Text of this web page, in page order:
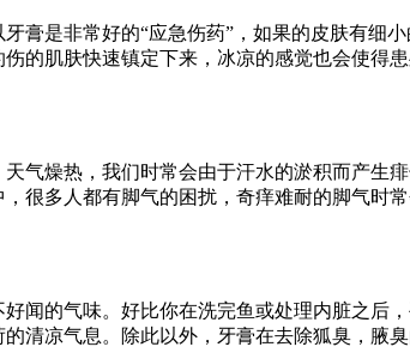
膏是非常好的“应急伤药”，如果的皮肤有细
的肌肤快速镇定下来，冰凉的感觉也会使得
气燥热，我们时常会由于汗水的淤积而产生
很多人都有脚气的困扰，奇痒难耐的脚气时
闻的气味。好比你在洗完鱼或处理内脏之后
清凉气息。除此以外，牙膏在去除狐臭，腋